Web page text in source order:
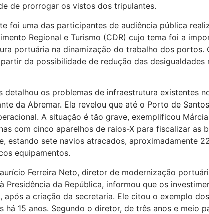
de prorrogar os vistos dos tripulantes.
foi uma das participantes de audiência pública
Regional e Turismo (CDR) cujo tema foi a
portuária na dinamização do trabalho dos portos.
da possibilidade de redução das
detalhou os problemas de infraestrutura existentes
da Abremar. Ela revelou que até o Porto de
A situação é tão grave, exemplificou
com cinco aparelhos de raios-X para fiscalizar as
estando sete navios atracados, aproximadamente
equipamentos.
Ferreira Neto, diretor de modernização
Presidência da República, informou que os
após a criação da secretaria. Ele citou o exemplo
há 15 anos. Segundo o diretor, de três anos e meio